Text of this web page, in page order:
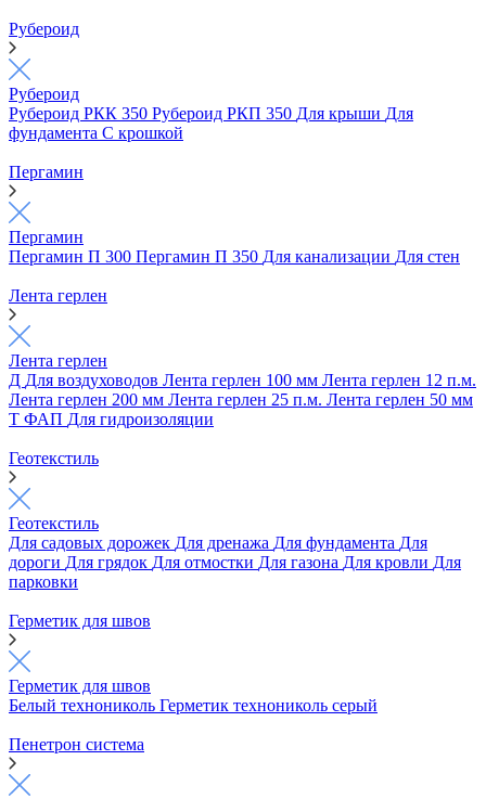
Рубероид
Рубероид
Рубероид РКК 350 Рубероид РКП 350 Для крыши Для
фундамента С крошкой
Пергамин
Пергамин
Пергамин П 300 Пергамин П 350 Для канализации Для стен
Лента герлен
Лента герлен
Д Для воздуховодов Лента герлен 100 мм Лента герлен 12 п.м.
Лента герлен 200 мм Лента герлен 25 п.м. Лента герлен 50 мм
Т ФАП Для гидроизоляции
Геотекстиль
Геотекстиль
Для садовых дорожек Для дренажа Для фундамента Для
дороги Для грядок Для отмостки Для газона Для кровли Для
парковки
Герметик для швов
Герметик для швов
Белый технониколь Герметик технониколь серый
Пенетрон система